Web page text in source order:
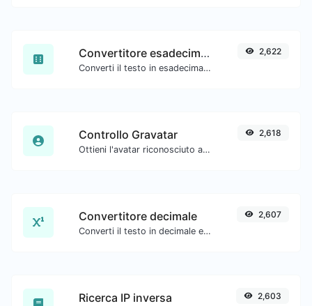
Convertitore esadecimale
Converti il testo in esadecimale e viceversa per qualsiasi input di stringa.
2,622
Controllo Gravatar
Ottieni l'avatar riconosciuto a livello globale di gravatar.com per qualsiasi email.
2,618
Convertitore decimale
Converti il testo in decimale e viceversa per qualsiasi input di stringa.
2,607
Ricerca IP inversa 2,603